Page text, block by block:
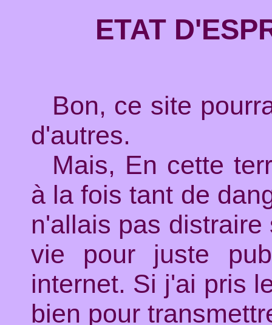
ETAT
Bon, ce site
d'autres.
Mais, En cette
à la fois tant de
n'allais pas
vie pour juste
internet. Si j'ai pris
bien pour